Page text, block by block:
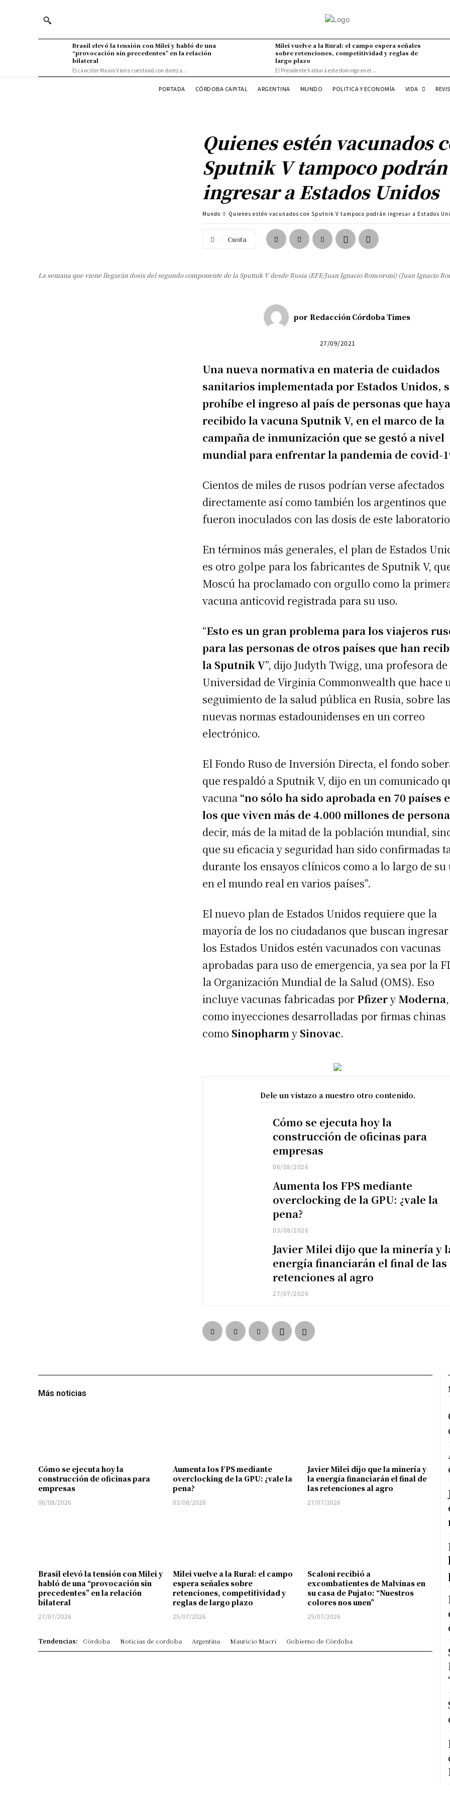
Brasil elevó la tensión con Milei y habló de una
“provocación sin precedentes” en la relación
bilateral
El canciller Mauro Vieira cuestionó con dureza...
Milei vuelve a la Rural: el campo espera señales
sobre retenciones, competitividad y reglas de
largo plazo
El Presidente hablará este domingo en el...
PORTADA CÓRDOBA CAPITAL ARGENTINA MUNDO POLITICA Y ECONOMÍA VIDA
Quienes estén vacunados
Sputnik V tampoco podrán
ingresar a Estados Unidos
Mundo Quienes estén vacunados con Sputnik V tampoco podrán ingresar a Estados
Cuota
La semana que viene llegarán dosis del segundo componente de la Sputnik V desde Rusia (EFE/Juan Ignacio Roncoroni) (Juan Ignacio
por Redacción Córdoba Times
27/09/2021
Una nueva normativa en materia de cuidados
sanitarios implementada por Estados Unidos,
prohíbe el ingreso al país de personas que
recibido la vacuna Sputnik V, en el marco de la
campaña de inmunización que se gestó a nivel
mundial para enfrentar la pandemia de covid-
Cientos de miles de rusos podrían verse afectados
directamente así como también los argentinos que
fueron inoculados con las dosis de este
En términos más generales, el plan de Estados
es otro golpe para los fabricantes de Sputnik V,
Moscú ha proclamado con orgullo como la
vacuna anticovid registrada para su uso.
“Esto es un gran problema para los viajeros
para las personas de otros países que han
la Sputnik V”, dijo Judyth Twigg, una profesora
Universidad de Virginia Commonwealth que hace
seguimiento de la salud pública en Rusia, sobre
nuevas normas estadounidenses en un correo
electrónico.
El Fondo Ruso de Inversión Directa, el fondo
que respaldó a Sputnik V, dijo en un comunicado
vacuna “no sólo ha sido aprobada en 70 países
los que viven más de 4.000 millones de
decir, más de la mitad de la población mundial,
que su eficacia y seguridad han sido confirmadas
durante los ensayos clínicos como a lo largo de su
en el mundo real en varios países”.
El nuevo plan de Estados Unidos requiere que la
mayoría de los no ciudadanos que buscan
los Estados Unidos estén vacunados con vacunas
aprobadas para uso de emergencia, ya sea por la
la Organización Mundial de la Salud (OMS). Eso
incluye vacunas fabricadas por Pfizery Moderna
como inyecciones desarrolladas por firmas chinas
como Sinopharmy Sinovac.
Dele un vistazo a nuestro otro contenido.
Cómo se ejecuta hoy la
construcción de oficinas para
empresas
06/08/2026
Aumenta los FPS mediante
overclocking de la GPU: ¿vale la
pena?
03/08/2026
Javier Milei dijo que la minería y
energía financiarán el final de las
retenciones al agro
27/07/2026
Más noticias
Cómo se ejecuta hoy la
construcción de oficinas para
empresas
06/08/2026
Aumenta los FPS mediante
overclocking de la GPU: ¿vale la
pena?
03/08/2026
Javier Milei dijo que la minería y
la energía financiarán el final de
las retenciones al agro
27/07/2026
Brasil elevó la tensión con Milei y
habló de una “provocación sin
precedentes” en la relación
bilateral
27/07/2026
Milei vuelve a la Rural: el campo
espera señales sobre
retenciones, competitividad y
reglas de largo plazo
25/07/2026
Scaloni recibió a
excombatientes de Malvinas en
su casa de Pujato: “Nuestros
colores nos unen”
25/07/2026
Tendencias: Córdoba Noticias de cordoba Argentina Mauricio Macri Gobierno de Córdoba